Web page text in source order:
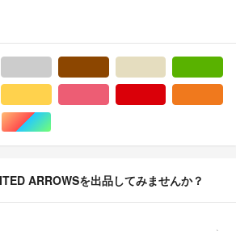
系
ゴールド/金色系マルチカラー
ARROWSを出品してみませんか？